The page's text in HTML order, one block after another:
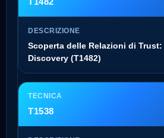
Scoperta delle Relazioni di
Discovery (T1482)
T1538